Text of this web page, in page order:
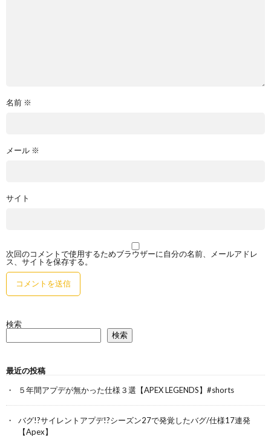
名前 ※
メール ※
サイト
次回のコメントで使用するためブラウザーに自分の名前、メールアドレ
ス、サイトを保存する。
検索
検索
最近の投稿
５年間アプデが無かった仕様３選【APEX LEGENDS】#shorts
バグ!?サイレントアプデ!?シーズン27で発覚したバグ/仕様17連発
【Apex】